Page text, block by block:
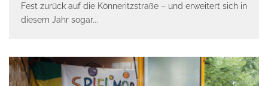
Fest zurück auf die Könneritzstraße – und erweitert sich in
diesem Jahr sogar...